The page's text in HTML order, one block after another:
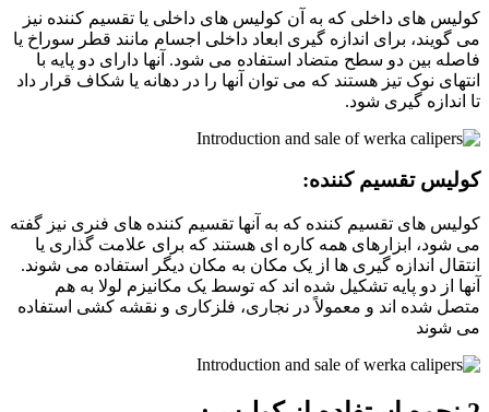
کولیس های داخلی که به آن کولیس های داخلی یا تقسیم کننده نیز
می گویند، برای اندازه گیری ابعاد داخلی اجسام مانند قطر سوراخ یا
فاصله بین دو سطح متضاد استفاده می شود. آنها دارای دو پایه با
انتهای نوک تیز هستند که می توان آنها را در دهانه یا شکاف قرار داد
تا اندازه گیری شود.
کولیس تقسیم کننده:
کولیس های تقسیم کننده که به آنها تقسیم کننده های فنری نیز گفته
می شود، ابزارهای همه کاره ای هستند که برای علامت گذاری یا
انتقال اندازه گیری ها از یک مکان به مکان دیگر استفاده می شوند.
آنها از دو پایه تشکیل شده اند که توسط یک مکانیزم لولا به هم
متصل شده اند و معمولاً در نجاری، فلزکاری و نقشه کشی استفاده
می شوند